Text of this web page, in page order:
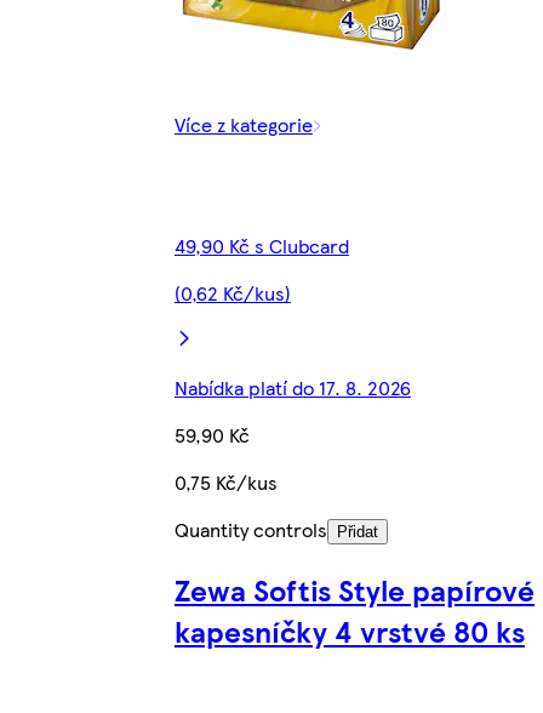
Více z kategorie
49,90 Kč s Clubcard
(0,62 Kč/kus)
Nabídka platí do 17. 8. 2026
59,90 Kč
0,75 Kč/kus
Quantity controls
Přidat
Zewa Softis Style papírové
kapesníčky 4 vrstvé 80 ks